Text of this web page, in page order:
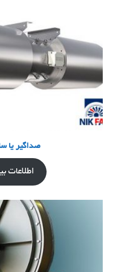
صداگیر یا
اطلاعات